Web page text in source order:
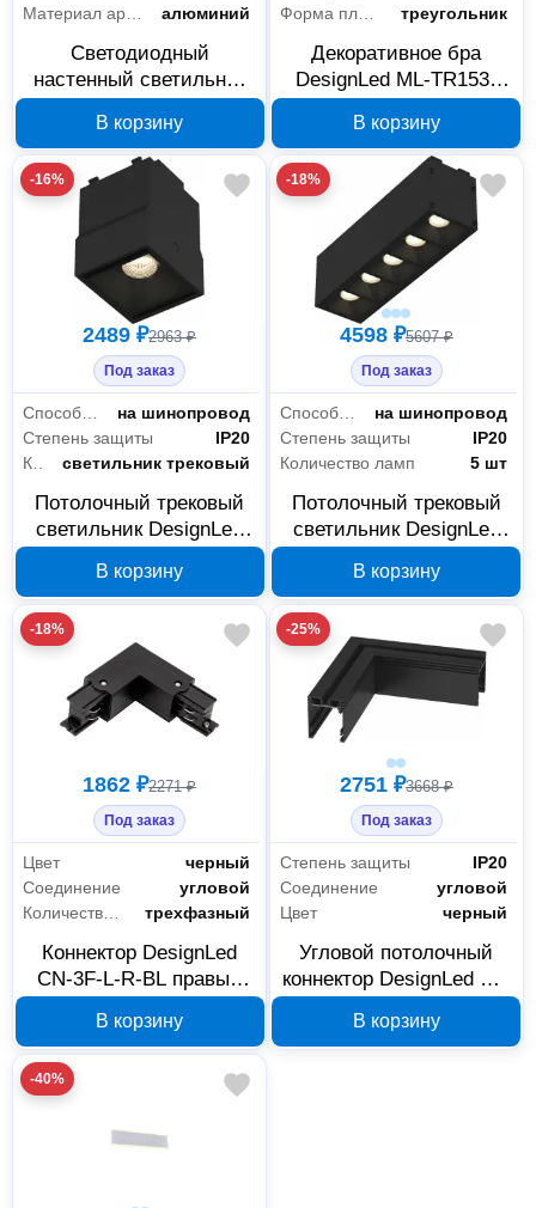
Материал арматуры
алюминий
Светодиодный
настенный светильник
Вт белый 3000 К 00-
00003218
В корзину
Форма плафона
треугольник
Декоративное бра
DesignLed ML-TR153-
3000K 00-00016544
В корзину
-16%
2489 ₽2963 ₽
Под заказ
Способ установки
на шинопровод
Степень защиты
IP20
светильник трековый
Потолочный трековый
светильник DesignLed
00003581 2 Вт, 4000 К
В корзину
-18%
4598 ₽5607 ₽
Под заказ
Способ установки
на шинопровод
Степень защиты
IP20
Количество ламп
5 шт
Потолочный трековый
светильник DesignLed
00003583 10 Вт, 4000 К
В корзину
-18%
1862 ₽2271 ₽
Под заказ
Цвет
черный
Соединение
угловой
трехфазный
Коннектор DesignLed
CN-3F-L-R-BL правый
В корзину
-25%
2751 ₽3668 ₽
Под заказ
Степень защиты
IP20
Соединение
угловой
Цвет
черный
Угловой потолочный
коннектор DesignLed SY-
00-00003615
В корзину
-40%